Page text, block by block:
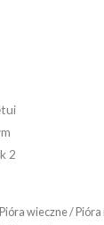
Pióra wieczne/